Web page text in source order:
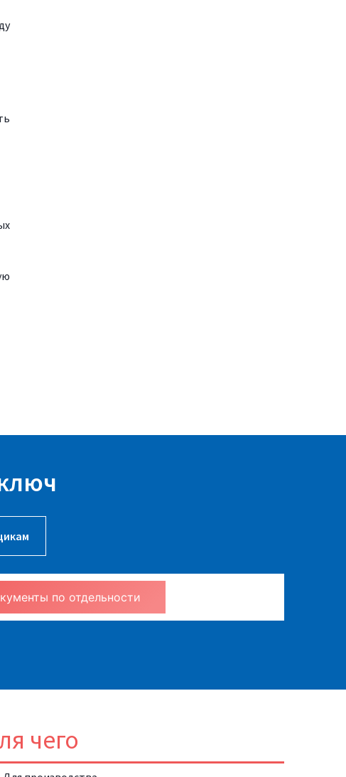
документы по отдельности
чего